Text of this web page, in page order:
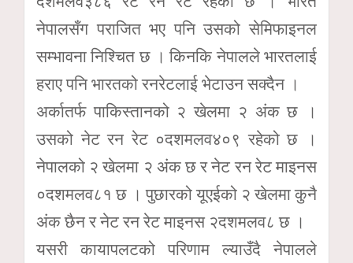
नेपालसँग पराजित भए पनि उसको सेमिफाइनल
सम्भावना निश्चित छ । किनकि नेपालले भारतलाई
हराए पनि भारतको रनरेटलाई भेटाउन सक्दैन ।
अर्कातर्फ पाकिस्तानको २ खेलमा २ अंक छ ।
उसको नेट रन रेट ०दशमलव४०९ रहेको छ ।
नेपालको २ खेलमा २ अंक छ र नेट रन रेट माइनस
०दशमलव८१ छ । पुछारको यूएईको २ खेलमा कुनै
अंक छैन र नेट रन रेट माइनस २दशमलव८ छ ।
यसरी कायापलटको परिणाम ल्याउँदै नेपालले